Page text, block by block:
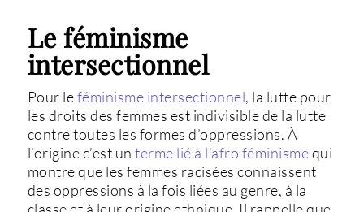
Le féminisme
intersectionnel
Pour leféminisme intersectionnel, la lutte pour
les droits des femmes est indivisible de la lutte
contre toutes les formes d’oppressions. À
l’origine c’est un terme lié à l’afro féminismequi
montre que les femmes racisées connaissent
des oppressions à la fois liées au genre, à la
classe et à leur origine ethnique. Il rappelle que